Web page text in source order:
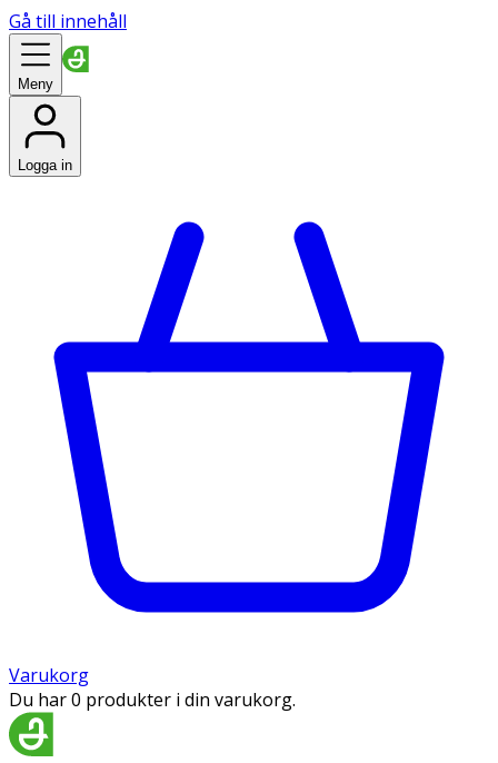
Gå till innehåll
Meny
Logga in
Varukorg
Du har 0 produkter i din varukorg.